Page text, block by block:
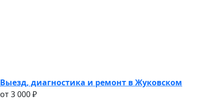
Выезд, диагностика и ремонт в Жуковском
oт 3 000 ₽